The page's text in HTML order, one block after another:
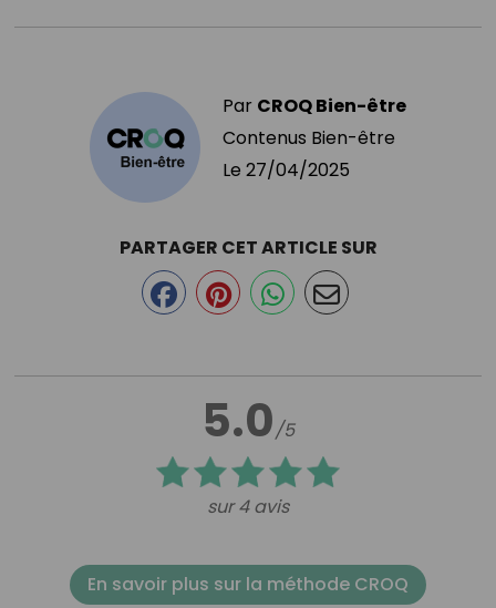
Par CROQ Bien-être
Contenus Bien-être
Le 27/04/2025
5.0/5
sur 4 avis
PARTAGER CET ARTICLE SUR
En savoir plus sur la méthode CROQ